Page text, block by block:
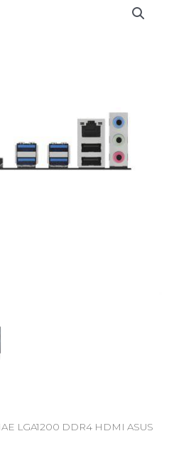
LGA1200 DDR4 HDMI ASUS